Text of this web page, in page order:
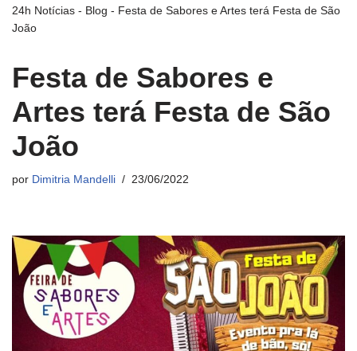
24h Notícias - Blog - Festa de Sabores e Artes terá Festa de São
João
Festa de Sabores e
Artes terá Festa de São
João
por Dimitria Mandelli 23/06/2022